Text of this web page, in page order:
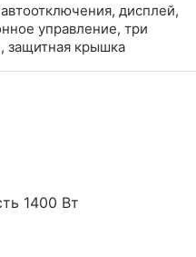
дисплей,
управление, три
защитная крышка
1400 Вт